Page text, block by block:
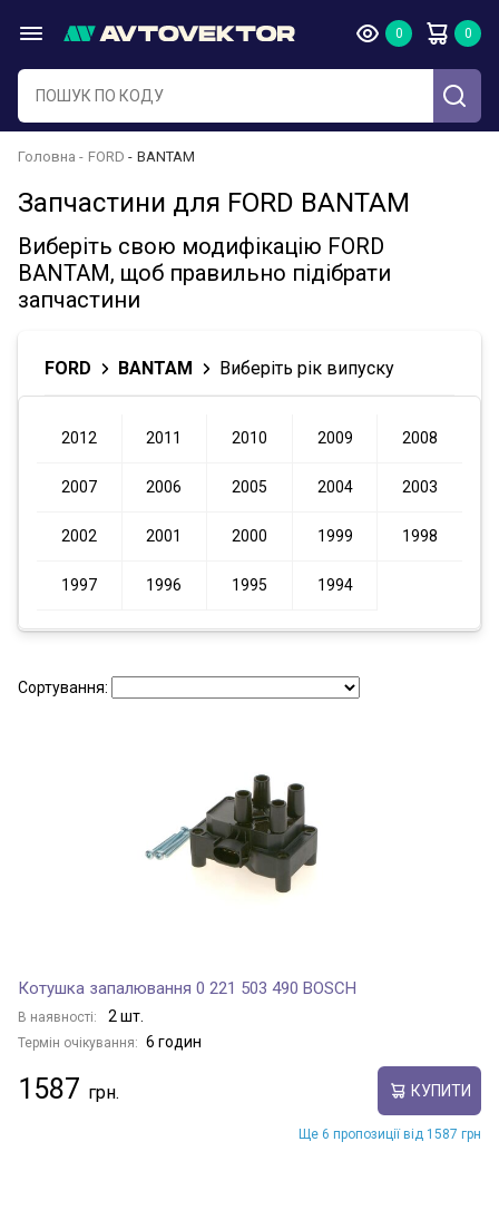
Головна FORD BANTAM
Запчастини для FORD BANTAM
Виберіть свою модифікацію FORD
BANTAM, щоб правильно підібрати
запчастини
FORD BANTAM Виберіть рік випуску
2012 2011 2010 2009 2008
2007 2006 2005 2004 2003
2002 2001 2000 1999 1998
1997 1996 1995 1994
Сортування:
Котушка запалювання 0 221 503 490 BOSCH
В наявності: 2 шт.
Термін очікування: 6 годин
1587 КУПИТИ
Ще 6 пропозиції від 1587 грн